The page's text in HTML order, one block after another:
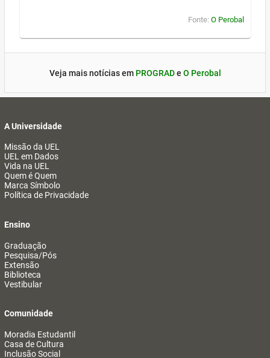
Fonte: O Perobal
Veja mais notícias em PROGRADe O Perobal
A Universidade
Missão da UEL
UEL em Dados
Vida na UEL
Quem é Quem
Marca Símbolo
Política de Privacidade
Ensino
Graduação
Pesquisa/Pós
Extensão
Biblioteca
Vestibular
Comunidade
Moradia Estudantil
Casa de Cultura
Inclusão Social